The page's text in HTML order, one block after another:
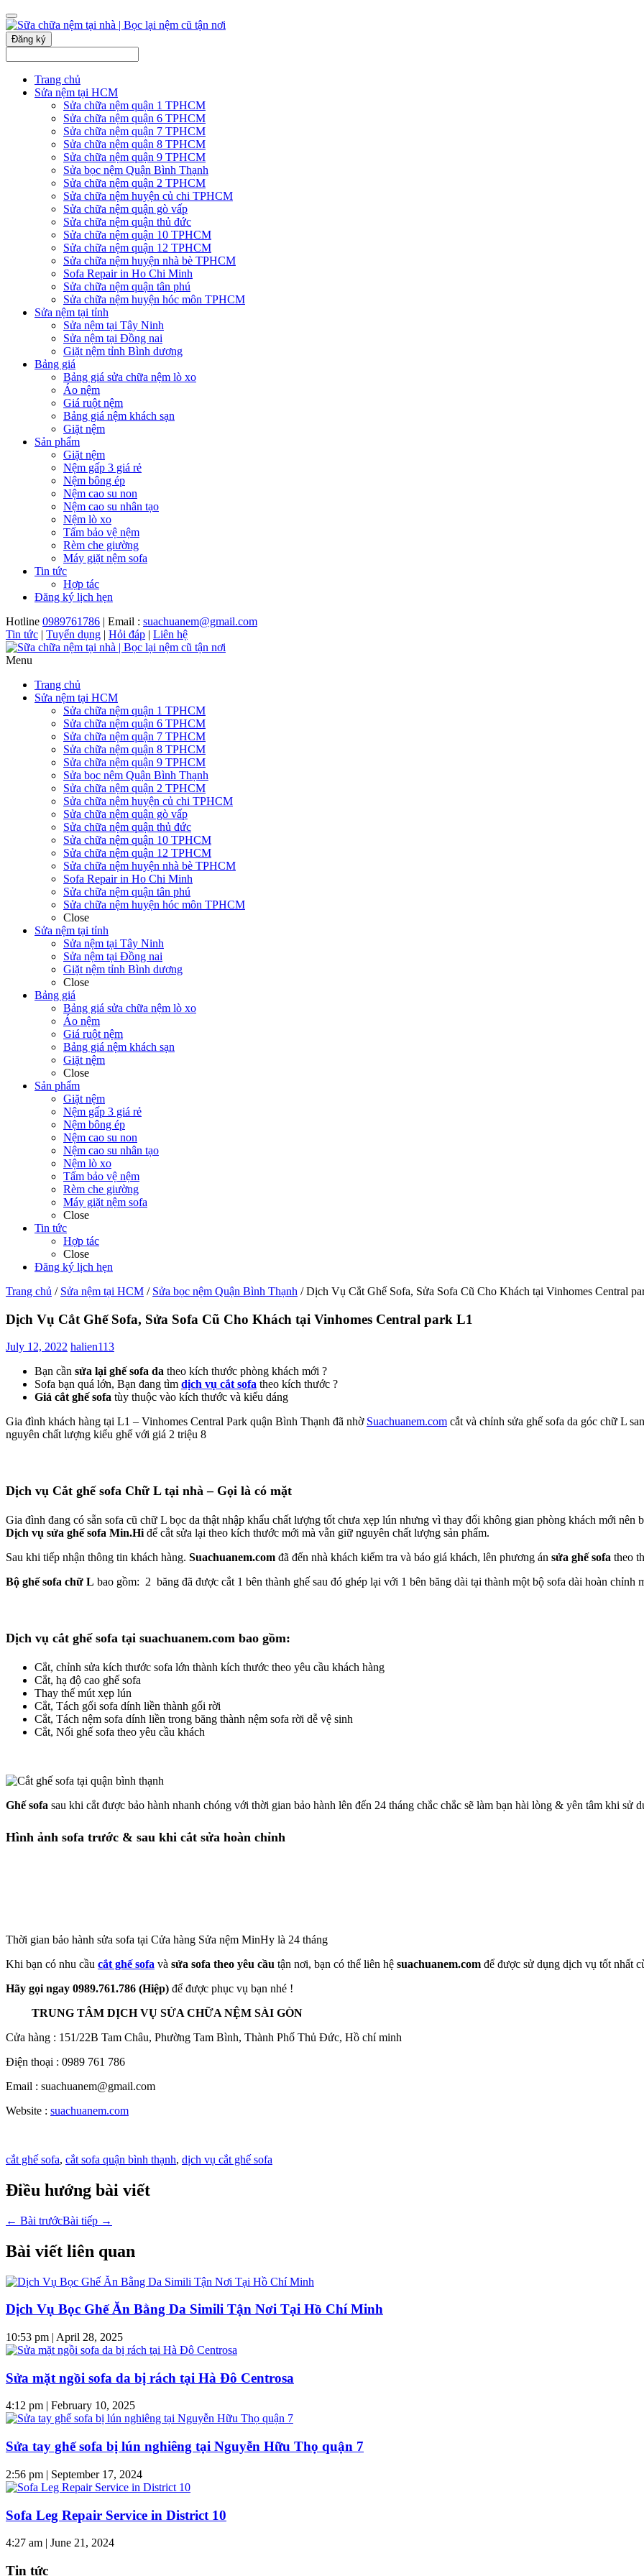
Đăng ký
Trang chủ
Sửa nệm tại HCM
Sửa chữa nệm quận 1 TPHCM
Sửa chữa nệm quận 6 TPHCM
Sửa chữa nệm quận 7 TPHCM
Sửa chữa nệm quận 8 TPHCM
Sửa chữa nệm quận 9 TPHCM
Sửa bọc nệm Quận Bình Thạnh
Sửa chữa nệm quận 2 TPHCM
Sửa chữa nệm huyện củ chi TPHCM
Sửa chữa nệm quận gò vấp
Sửa chữa nệm quận thủ đức
Sửa chữa nệm quận 10 TPHCM
Sửa chữa nệm quận 12 TPHCM
Sửa chữa nệm huyện nhà bè TPHCM
Sofa Repair in Ho Chi Minh
Sửa chữa nệm quận tân phú
Sửa chữa nệm huyện hóc môn TPHCM
Sửa nệm tại tỉnh
Sửa nệm tại Tây Ninh
Sửa nệm tại Đồng nai
Giặt nệm tỉnh Bình dương
Bảng giá
Bảng giá sửa chữa nệm lò xo
Áo nệm
Giá ruột nệm
Bảng giá nệm khách sạn
Giặt nệm
Sản phẩm
Giặt nệm
Nệm gấp 3 giá rẻ
Nệm bông ép
Nệm cao su non
Nệm cao su nhân tạo
Nệm lò xo
Tấm bảo vệ nệm
Rèm che giường
Máy giặt nệm sofa
Tin tức
Hợp tác
Đăng ký lịch hẹn
Hotline 0989761786 | Email : suachuanem@gmail.com
Tin tức | Tuyển dụng | Hỏi đáp | Liên hệ
Menu
Trang chủ
Sửa nệm tại HCM
Sửa chữa nệm quận 1 TPHCM
Sửa chữa nệm quận 6 TPHCM
Sửa chữa nệm quận 7 TPHCM
Sửa chữa nệm quận 8 TPHCM
Sửa chữa nệm quận 9 TPHCM
Sửa bọc nệm Quận Bình Thạnh
Sửa chữa nệm quận 2 TPHCM
Sửa chữa nệm huyện củ chi TPHCM
Sửa chữa nệm quận gò vấp
Sửa chữa nệm quận thủ đức
Sửa chữa nệm quận 10 TPHCM
Sửa chữa nệm quận 12 TPHCM
Sửa chữa nệm huyện nhà bè TPHCM
Sofa Repair in Ho Chi Minh
Sửa chữa nệm quận tân phú
Sửa chữa nệm huyện hóc môn TPHCM
Close
Sửa nệm tại tỉnh
Sửa nệm tại Tây Ninh
Sửa nệm tại Đồng nai
Giặt nệm tỉnh Bình dương
Close
Bảng giá
Bảng giá sửa chữa nệm lò xo
Áo nệm
Giá ruột nệm
Bảng giá nệm khách sạn
Giặt nệm
Close
Sản phẩm
Giặt nệm
Nệm gấp 3 giá rẻ
Nệm bông ép
Nệm cao su non
Nệm cao su nhân tạo
Nệm lò xo
Tấm bảo vệ nệm
Rèm che giường
Máy giặt nệm sofa
Close
Tin tức
Hợp tác
Close
Đăng ký lịch hẹn
Trang chủ / Sửa nệm tại HCM / Sửa bọc nệm Quận Bình Thạnh /Dịch Vụ Cắt Ghế Sofa, Sửa Sofa Cũ Cho Khách tại Vinhomes Central
Dịch Vụ Cắt Ghế Sofa, Sửa Sofa Cũ Cho Khách tại Vinhomes Central park L1
July 12, 2022 halien113
Bạn cần sửa lại ghế sofa da theo kích thước phòng khách mới ?
Sofa bạn quá lớn, Bạn đang tìm dịch vụ cắt sofa theo kích thước ?
Giá cắt ghế sofa tùy thuộc vào kích thước và kiểu dáng
Gia đình khách hàng tại L1 – Vinhomes Central Park quận Bình Thạnh đã nhờ Suachuanem.com cắt và chỉnh sửa ghế sofa da góc chữ L
nguyên chất lượng kiểu ghế với giá 2 triệu 8
Dịch vụ Cắt ghế sofa Chữ L tại nhà – Gọi là có mặt
Gia đình đang có sẵn sofa cũ chữ L bọc da thật nhập khẩu chất lượng tốt chưa xẹp lún nhưng vì thay đổi không gian phòng khách mới
Dịch vụ sửa ghế sofa Min.Hi để cắt sửa lại theo kích thước mới mà vẫn giữ nguyên chất lượng sản phẩm.
Sau khi tiếp nhận thông tin khách hàng. Suachuanem.com đã đến nhà khách kiểm tra và báo giá khách, lên phương án sửa ghế sofa theo
Bộ ghế sofa chữ L bao gồm: 2 băng đã được cắt 1 bên thành ghế sau đó ghép lại với 1 bên băng dài tại thành một bộ sofa dài hoàn chỉnh
Dịch vụ cắt ghế sofa tại suachuanem.com bao gồm:
Cắt, chỉnh sửa kích thước sofa lớn thành kích thước theo yêu cầu khách hàng
Cắt, hạ độ cao ghế sofa
Thay thế mút xẹp lún
Cắt, Tách gối sofa dính liền thành gối rời
Cắt, Tách nệm sofa dính liền trong băng thành nệm sofa rời dễ vệ sinh
Cắt, Nối ghế sofa theo yêu cầu khách
Ghế sofa sau khi cắt được bảo hành nhanh chóng với thời gian bảo hành lên đến 24 tháng chắc chắc sẽ làm bạn hài lòng & yên tâm khi sử
Hình ảnh sofa trước & sau khi cắt sửa hoàn chỉnh
Thời gian bảo hành sửa sofa tại Cửa hàng Sửa nệm MinHy là 24 tháng
Khi bạn có nhu cầu cắt ghế sofa và sửa sofa theo yêu cầu tận nơi, bạn có thể liên hệ suachuanem.com để được sử dụng dịch vụ tốt nhất
Hãy gọi ngay 0989.761.786 (Hiệp) để được phục vụ bạn nhé !
TRUNG TÂM DỊCH VỤ SỬA CHỮA NỆM SÀI GÒN
Cửa hàng : 151/22B Tam Châu, Phường Tam Bình, Thành Phố Thủ Đức, Hồ chí minh
Điện thoại : 0989 761 786
Email : suachuanem@gmail.com
Website : suachuanem.com
cắt ghế sofa, cắt sofa quận bình thạnh, dịch vụ cắt ghế sofa
Điều hướng bài viết
← Bài trướcBài tiếp →
Bài viết liên quan
Dịch Vụ Bọc Ghế Ăn Bằng Da Simili Tận Nơi Tại Hồ Chí Minh
10:53 pm | April 28, 2025
Sửa mặt ngồi sofa da bị rách tại Hà Đô Centrosa
4:12 pm | February 10, 2025
Sửa tay ghế sofa bị lún nghiêng tại Nguyễn Hữu Thọ quận 7
2:56 pm | September 17, 2024
Sofa Leg Repair Service in District 10
4:27 am | June 21, 2024
Tin tức